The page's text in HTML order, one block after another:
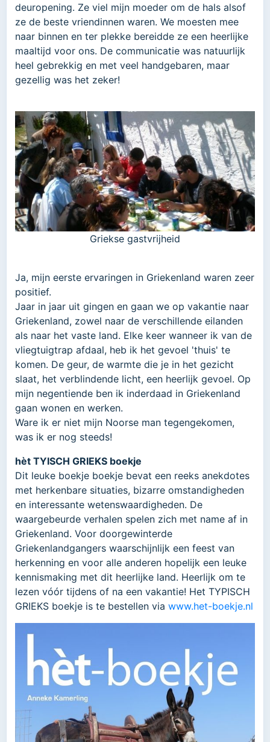
deuropening. Ze viel mijn moeder om de hals alsof
ze de beste vriendinnen waren. We moesten mee
naar binnen en ter plekke bereidde ze een heerlijke
maaltijd voor ons. De communicatie was natuurlijk
heel gebrekkig en met veel handgebaren, maar
gezellig was het zeker!
Griekse gastvrijheid
Ja, mijn eerste ervaringen in Griekenland waren zeer
positief.
Jaar in jaar uit gingen en gaan we op vakantie naar
Griekenland, zowel naar de verschillende eilanden
als naar het vaste land. Elke keer wanneer ik van de
vliegtuigtrap afdaal, heb ik het gevoel 'thuis' te
komen. De geur, de warmte die je in het gezicht
slaat, het verblindende licht, een heerlijk gevoel. Op
mijn negentiende ben ik inderdaad in Griekenland
gaan wonen en werken.
Ware ik er niet mijn Noorse man tegengekomen,
was ik er nog steeds!
hèt TYISCH GRIEKS boekje
Dit leuke boekje boekje bevat een reeks anekdotes
met herkenbare situaties, bizarre omstandigheden
en interessante wetenswaardigheden. De
waargebeurde verhalen spelen zich met name af in
Griekenland. Voor doorgewinterde
Griekenlandgangers waarschijnlijk een feest van
herkenning en voor alle anderen hopelijk een leuke
kennismaking met dit heerlijke land. Heerlijk om te
lezen vóór tijdens of na een vakantie! Het TYPISCH
GRIEKS boekje is te bestellen via www.het-boekje.nl